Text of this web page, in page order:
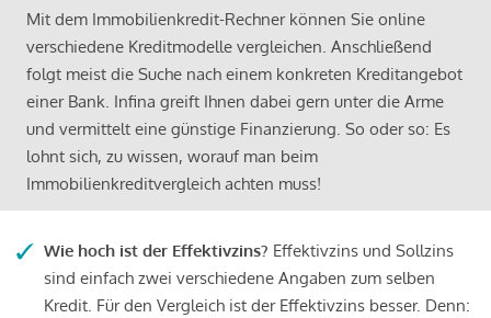
Mit dem Immobilienkredit-Rechner können Sie online
verschiedene Kreditmodelle vergleichen. Anschließend
folgt meist die Suche nach einem konkreten Kreditangebot
einer Bank. Infina greift Ihnen dabei gern unter die Arme
und vermittelt eine günstige Finanzierung. So oder so: Es
lohnt sich, zu wissen, worauf man beim
Immobilienkreditvergleich achten muss!
Wie hoch ist der Effektivzins? Effektivzins und Sollzins
sind einfach zwei verschiedene Angaben zum selben
Kredit. Für den Vergleich ist der Effektivzins besser. Denn: